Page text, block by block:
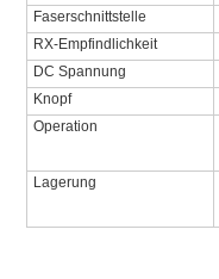
Faserschnittstelle
RX-Empfindlichkeit
DC Spannung
Knopf
Operation
Lagerung